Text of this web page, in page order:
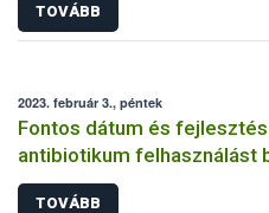
TOVÁBB
2023. február 3., péntek
Fontos dátum és
antibiotikum felhasználást
TOVÁBB